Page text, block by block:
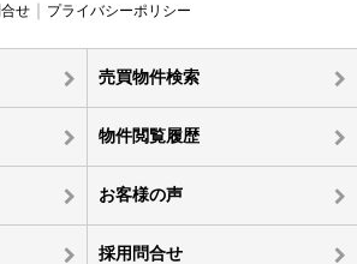
せ プライバシーポリシー
売買物件検索
物件閲覧履歴
お客様の声
採用問合せ